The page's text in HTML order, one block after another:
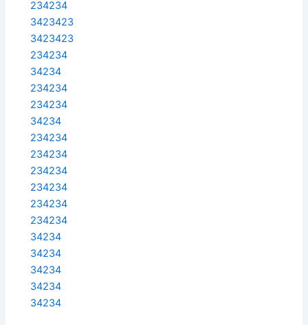
234234
3423423
3423423
234234
34234
234234
234234
34234
234234
234234
234234
234234
234234
234234
34234
34234
34234
34234
34234